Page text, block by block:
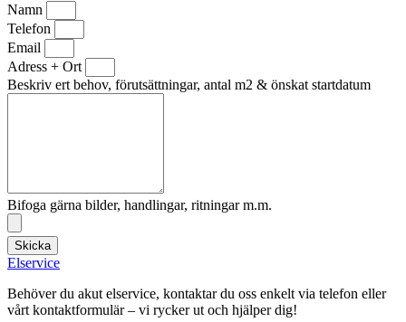
Namn
Telefon
Email
Adress + Ort
Beskriv ert behov, förutsättningar, antal m2 & önskat startdatum
Bifoga gärna bilder, handlingar, ritningar m.m.
Skicka
Elservice
Behöver du akut elservice, kontaktar du oss enkelt via telefon eller
vårt kontaktformulär – vi rycker ut och hjälper dig!